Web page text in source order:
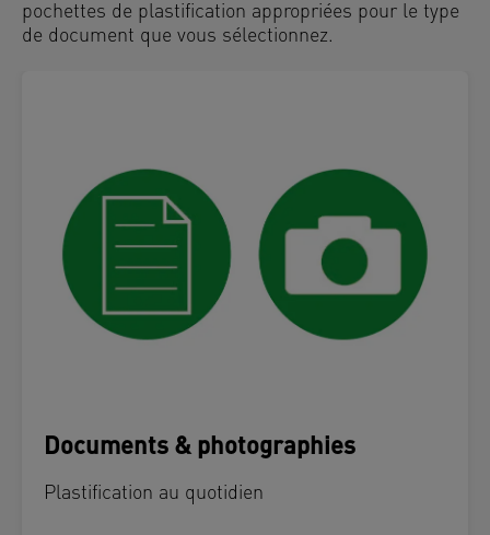
pochettes de plastification appropriées pour le type
de document que vous sélectionnez.
Documents & photographies
Plastification au quotidien